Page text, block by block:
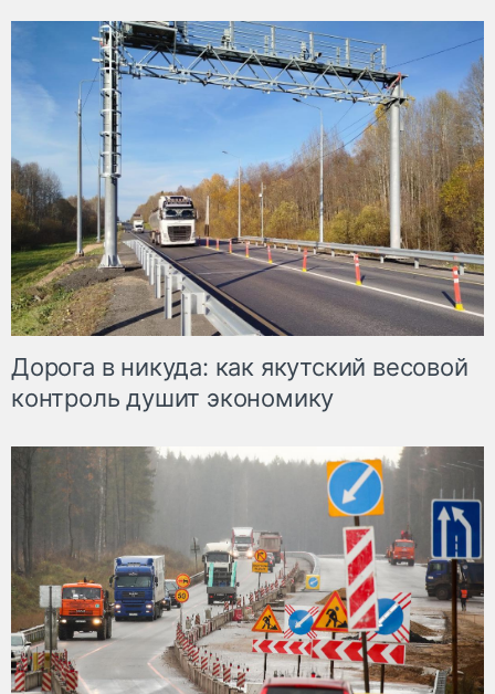
Дорога в никуда: как якутский весовой
контроль душит экономику